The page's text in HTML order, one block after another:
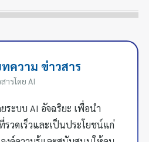
ความ ข่าวสาร
ารโดย AI
ระบบ AI อัจฉริยะ เพื่อนำ
รวดเร็วและเป็นประโยชน์แก่